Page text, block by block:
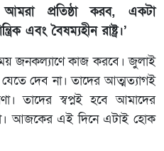
প্রতিষ্ঠা করব, একটা
এবং বৈষম্যহীন রাষ্ট্র।’
জনকল্যাণে কাজ করবে। জুলাই
দেব না। তাদের আত্মত্যাগই
তাদের স্বপ্নই হবে আমাদের
আজকের এই দিনে এটাই হোক